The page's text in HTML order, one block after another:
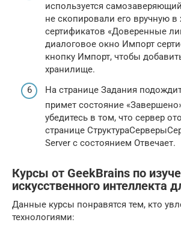
используется
не скопировали его вручную
сертификатов «Доверенные
диалоговое окно Импорт
кнопку Импорт, чтобы
хранилище.
На странице Задания
примет состояние
убедитесь в том, что сервер
странице
Server с состоянием Отвечает.
Курсы от GeekBrains по
искусственного интеллекта
Данные курсы понравятся тем, кто
технологиями: